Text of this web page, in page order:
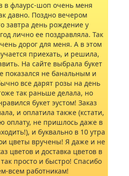
в флаурс-шоп очень меня
давно. Поздно вечером
завтра день рождение у
лично ее поздравляла. Так
дорог для меня. А в этом
приехать, и решила,
На сайте выбрала букет
показался не банальным и
все дарят розы на день
так раньше делала, но
букет эустом! Заказ
и оплатила также (кстати,
оплату, не пришлось даже в
и буквально в 10 утра
цветы вручены! Я даже и не
цветов и доставка цветов в
просто и быстро! Спасибо
всем работникам!